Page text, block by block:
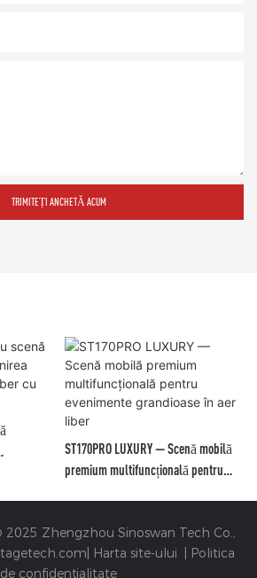
TRIMITEȚI ANCHETĂ ACUM
ST170PRO LUXURY — Scenă mobilă
premium multifuncțională pentru
Zhengzhou Sinoswan Tech Co.,
Harta site-ului
Politica
de confidențialitate